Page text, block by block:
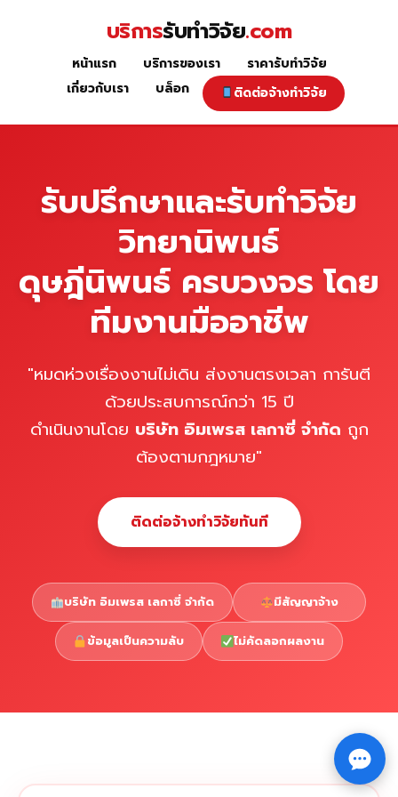
หน้าแรก
Copyright © 2026 รับทำวิจัย รับทำวิทยานิพนธ์ รับทำ⇧
บริการรับทำวิจัย.com
หน้าแรก บริการของเรา
ราคารับทำวิจัย
เกี่ยวกับเรา
บล็อก ติดต่อจ้างทำวิจัย
รับปรึกษาและรับทำวิจัย
วิทยานิพนธ์
ดุษฎีนิพนธ์ ครบวงจร โดย
ทีมงานมืออาชีพ
"หมดห่วงเรื่องงานไม่เดิน ส่งงานตรงเวลา การันตี
ด้วยประสบการณ์กว่า 15 ปี
ดำเนินงานโดย บริษัท อิมเพรส เลกาซี่ จำกัด ถูก
ต้องตามกฎหมาย"
ติดต่อจ้างทำวิจัยทันที
บริษัท อิมเพรส เลกาซี่ จำกัด มีสัญญาจ้าง
ข้อมูลเป็นความลับ ไม่คัดลอกผลงาน